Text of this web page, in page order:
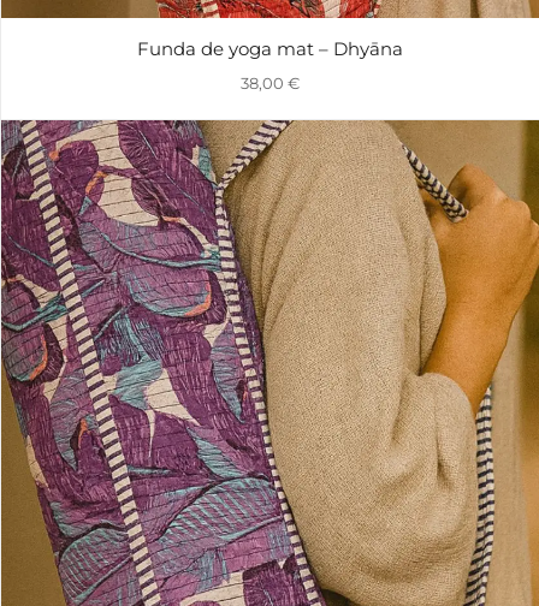
Funda de yoga mat – Dhyāna
38,00 €